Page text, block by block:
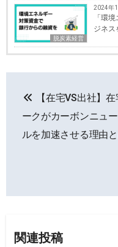
脱炭素経営
2024年
「環
ジネス
稿
ナ
シ
【在宅VS出社】在
ークがカーボンニュ
ルを加速させる理由
関連投稿